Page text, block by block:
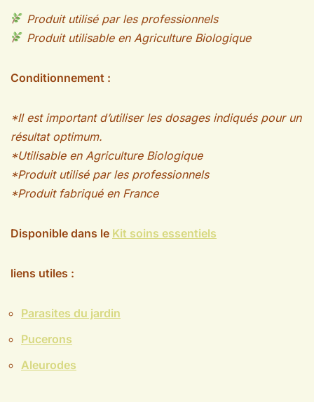
Produit utilisé par les professionnels
Produit utilisable en Agriculture Biologique
Conditionnement :
*Il est important d’utiliser les dosages indiqués pour un
résultat optimum.
*Utilisable en Agriculture Biologique
*Produit utilisé par les professionnels
*Produit fabriqué en France
Disponible dans le Kit soins essentiels
liens utiles :
Parasites du jardin
Pucerons
Aleurodes